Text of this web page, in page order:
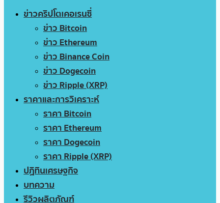
ข่าวคริปโตเคอเรนซี่
ข่าว Bitcoin
ข่าว Ethereum
ข่าว Binance Coin
ข่าว Dogecoin
ข่าว Ripple (XRP)
ราคาและการวิเคราะห์
ราคา Bitcoin
ราคา Ethereum
ราคา Dogecoin
ราคา Ripple (XRP)
ปฏิทินเศรษฐกิจ
บทความ
รีวิวผลิตภัณฑ์